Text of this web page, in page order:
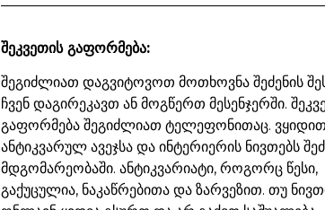
შეკვეთის გაფორმება:
შეგიძლიათ დაგვიტოვოთ მოთხოვნა შეძენის
ჩვენ დაგირეკავთ ან მოგწერთ მესენჯერში.
გაფორმება შეგიძლიათ ტელეფონითაც. ვყიდით
ანტიკვარულ ავეჯსა და ინტერიერის ნივთებს
მდგომარეობაში. ანტიკვარიატი, როგორც წესი,
გაქუცულია, ნაკაწრებითა და ზარვეზით. თუ